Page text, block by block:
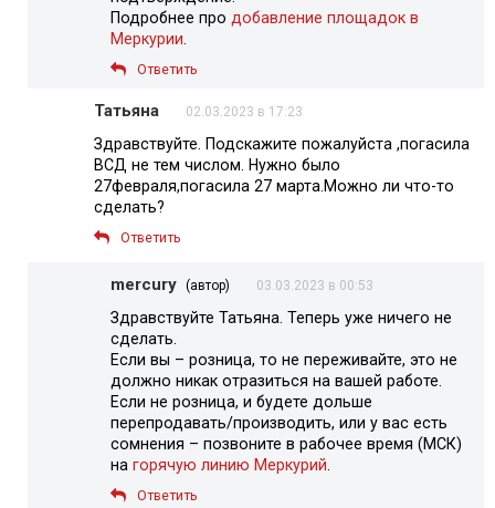
Подробнее про добавление площадок в
Меркурии.
Ответить
Татьяна 02.03.2023 в 17:23
Здравствуйте. Подскажите пожалуйста ,погасила
ВСД не тем числом. Нужно было
27февраля,погасила 27 марта.Можно ли что-то
сделать?
Ответить
mercury (автор) 03.03.2023 в 00:53
Здравствуйте Татьяна. Теперь уже ничего не
сделать.
Если вы – розница, то не переживайте, это не
должно никак отразиться на вашей работе.
Если не розница, и будете дольше
перепродавать/производить, или у вас есть
сомнения – позвоните в рабочее время (МСК)
на горячую линию Меркурий.
Ответить